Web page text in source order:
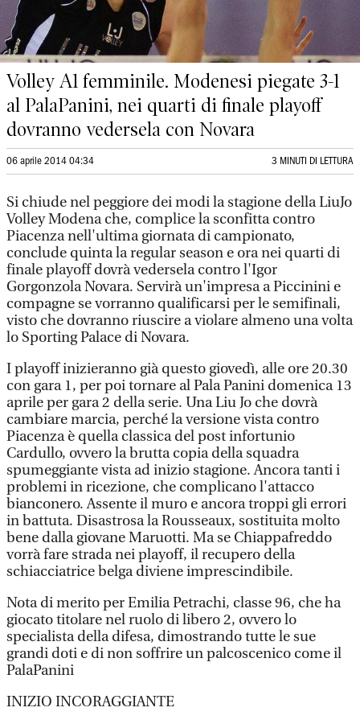
Volley A1 femminile. Modenesi piegate 3-1
al PalaPanini, nei quarti di finale playoff
dovranno vedersela con Novara
06 aprile 2014 04:34 3 MINUTI DI LETTURA
Si chiude nel peggiore dei modi la stagione della LiuJo
Volley Modena che, complice la sconfitta contro
Piacenza nell'ultima giornata di campionato,
conclude quinta la regular season e ora nei quarti di
finale playoff dovrà vedersela contro l'Igor
Gorgonzola Novara. Servirà un'impresa a Piccinini e
compagne se vorranno qualificarsi per le semifinali,
visto che dovranno riuscire a violare almeno una volta
lo Sporting Palace di Novara.
I playoff inizieranno già questo giovedì, alle ore 20.30
con gara 1, per poi tornare al Pala Panini domenica 13
aprile per gara 2 della serie. Una Liu Jo che dovrà
cambiare marcia, perché la versione vista contro
Piacenza è quella classica del post infortunio
Cardullo, ovvero la brutta copia della squadra
spumeggiante vista ad inizio stagione. Ancora tanti i
problemi in ricezione, che complicano l'attacco
bianconero. Assente il muro e ancora troppi gli errori
in battuta. Disastrosa la Rousseaux, sostituita molto
bene dalla giovane Maruotti. Ma se Chiappafreddo
vorrà fare strada nei playoff, il recupero della
schiacciatrice belga diviene imprescindibile.
Nota di merito per Emilia Petrachi, classe 96, che ha
giocato titolare nel ruolo di libero 2, ovvero lo
specialista della difesa, dimostrando tutte le sue
grandi doti e di non soffrire un palcoscenico come il
PalaPanini
INIZIO INCORAGGIANTE